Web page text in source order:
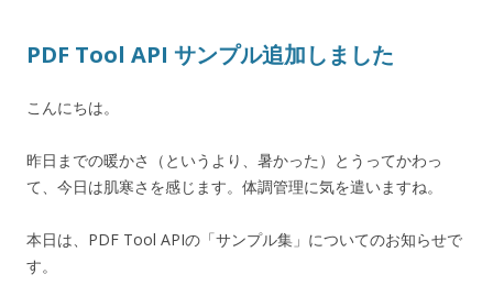
PDF Tool API サンプル追加しました
こんにちは。
昨日までの暖かさ（というより、暑かった）とうってかわっ
て、今日は肌寒さを感じます。体調管理に気を遣いますね。
本日は、PDF Tool APIの「サンプル集」についてのお知らせで
す。